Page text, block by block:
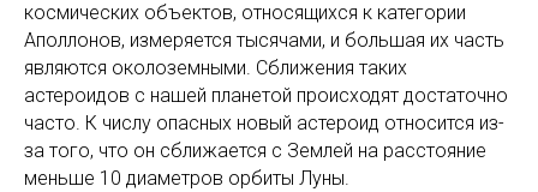
космических объектов, относящихся к категории
Аполлонов, измеряется тысячами, и большая их часть
являются околоземными. Сближения таких
астероидов с нашей планетой происходят достаточно
часто. К числу опасных новый астероид относится из-
за того, что он сближается с Землей на расстояние
меньше 10 диаметров орбиты Луны.